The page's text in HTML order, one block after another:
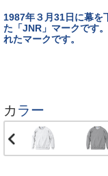
1987年３月31日に幕を
た「JNR」マークです
カラー